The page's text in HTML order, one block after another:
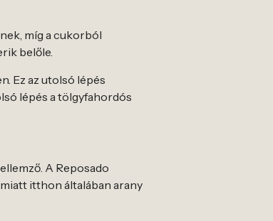
míg a cukorból
belőle.
Ez az utolsó lépés
lépés a tölgyfahordós
A Reposado
itthon általában arany